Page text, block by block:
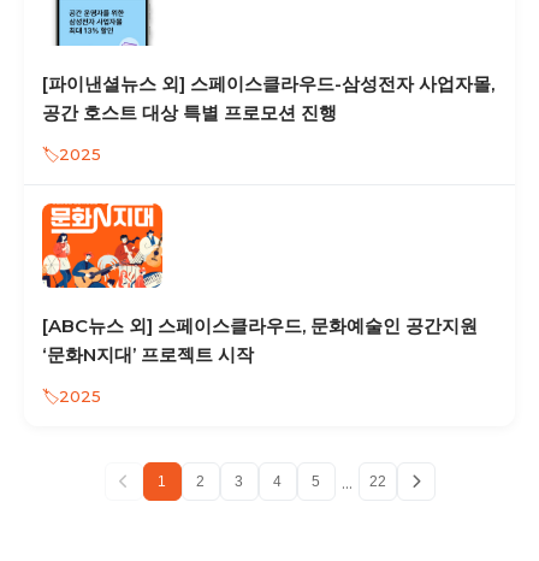
[파이낸셜뉴스 외] 스페이스클라우드-삼성전자 사업자몰,
공간 호스트 대상 특별 프로모션 진행
2025
[ABC뉴스 외] 스페이스클라우드, 문화예술인 공간지원
‘문화N지대’ 프로젝트 시작
2025
1 2 3 4 5 ... 22